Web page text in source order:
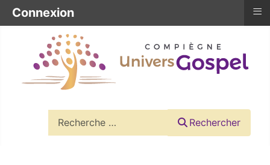
Rechercher
Connexion ≡